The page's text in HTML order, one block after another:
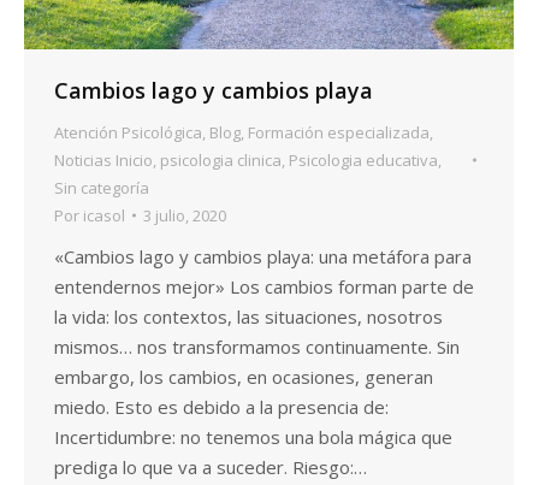
Cambios lago y cambios playa
Atención Psicológica, Blog, Formación especializada,
Noticias Inicio, psicologia clinica, Psicologia educativa,
Sin categoría
Por icasol 3 julio, 2020
«Cambios lago y cambios playa: una metáfora para
entendernos mejor» Los cambios forman parte de
la vida: los contextos, las situaciones, nosotros
mismos… nos transformamos continuamente. Sin
embargo, los cambios, en ocasiones, generan
miedo. Esto es debido a la presencia de:
Incertidumbre: no tenemos una bola mágica que
prediga lo que va a suceder. Riesgo:…